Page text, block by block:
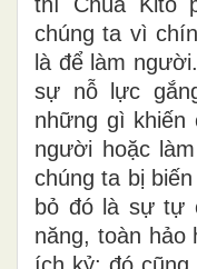
chúng ta vì
là để làm
sự nỗ lực
những gì khiến
người hoặc
chúng ta bị
bỏ đó là sự tự
năng, toàn hảo
ích kỷ; đó